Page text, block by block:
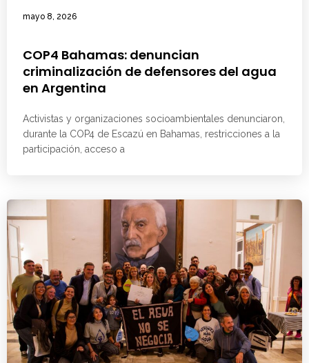
mayo 8, 2026
COP4 Bahamas: denuncian
criminalización de defensores del agua
en Argentina
Activistas y organizaciones socioambientales denunciaron,
durante la COP4 de Escazú en Bahamas, restricciones a la
participación, acceso a